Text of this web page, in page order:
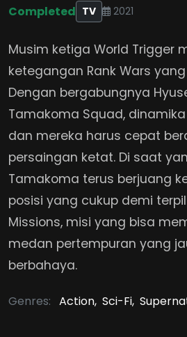
Completed TV 2021
Musim ketiga World Trigger
ketegangan Rank Wars
Dengan bergabungnya
Tamakoma Squad,
dan mereka harus cepat
persaingan ketat. Di saat
Tamakoma terus berjuang
posisi yang cukup demi
Missions, misi yang bisa
medan pertempuran yang
berbahaya.
Genres: Action, Sci-Fi,